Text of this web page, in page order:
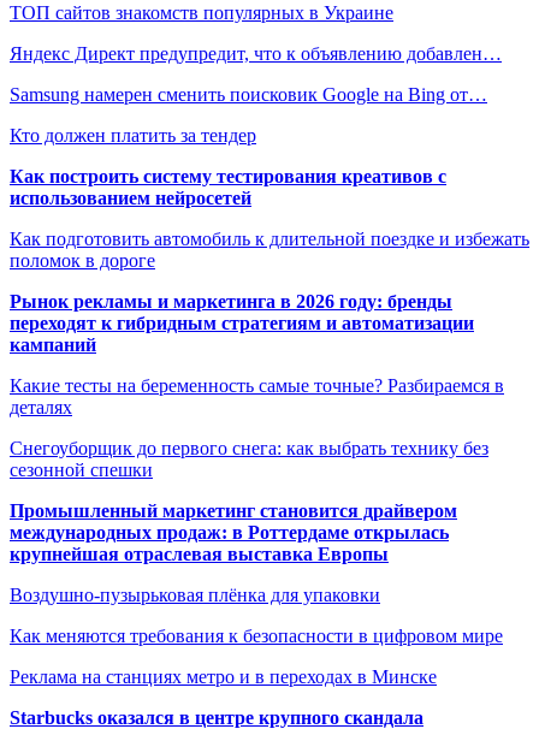
ТОП сайтов знакомств популярных в Украине
Яндекс Директ предупредит, что к объявлению добавлен…
Samsung намерен сменить поисковик Google на Bing от…
Кто должен платить за тендер
Как построить систему тестирования креативов с
использованием нейросетей
Как подготовить автомобиль к длительной поездке и избежать
поломок в дороге
Рынок рекламы и маркетинга в 2026 году: бренды
переходят к гибридным стратегиям и автоматизации
кампаний
Какие тесты на беременность самые точные? Разбираемся в
деталях
Снегоуборщик до первого снега: как выбрать технику без
сезонной спешки
Промышленный маркетинг становится драйвером
международных продаж: в Роттердаме открылась
крупнейшая отраслевая выставка Европы
Воздушно-пузырьковая плёнка для упаковки
Как меняются требования к безопасности в цифровом мире
Реклама на станциях метро и в переходах в Минске
Starbucks оказался в центре крупного скандала